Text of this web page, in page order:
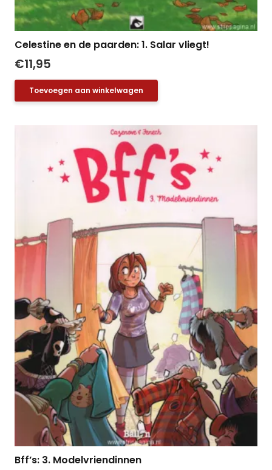
Celestine en de paarden: 1. Salar vliegt!
€11,95
Toevoegen aan winkelwagen
Bff’s: 3. Modelvriendinnen